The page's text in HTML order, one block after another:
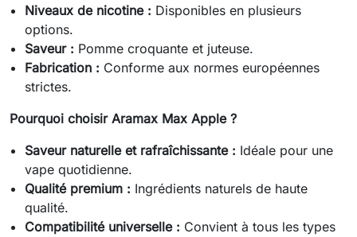
Niveaux de nicotine : Disponibles en plusieurs
options.
Saveur : Pomme croquante et juteuse.
Fabrication : Conforme aux normes européennes
strictes.
Pourquoi choisir Aramax Max Apple ?
Saveur naturelle et rafraîchissante : Idéale pour une
vape quotidienne.
Qualité premium : Ingrédients naturels de haute
qualité.
Compatibilité universelle : Convient à tous les types